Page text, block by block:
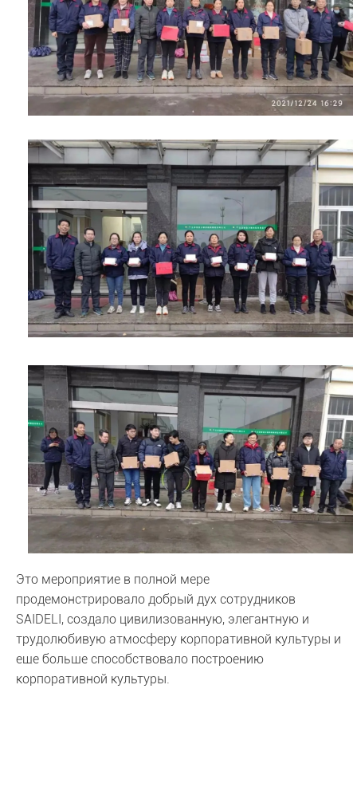
Это мероприятие в полной мере
продемонстрировало добрый дух сотрудников
SAIDELI, создало цивилизованную, элегантную и
трудолюбивую атмосферу корпоративной культуры и
еще больше способствовало построению
корпоративной культуры.